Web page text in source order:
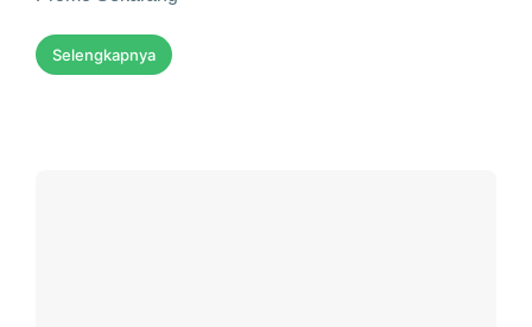
Selengkapnya